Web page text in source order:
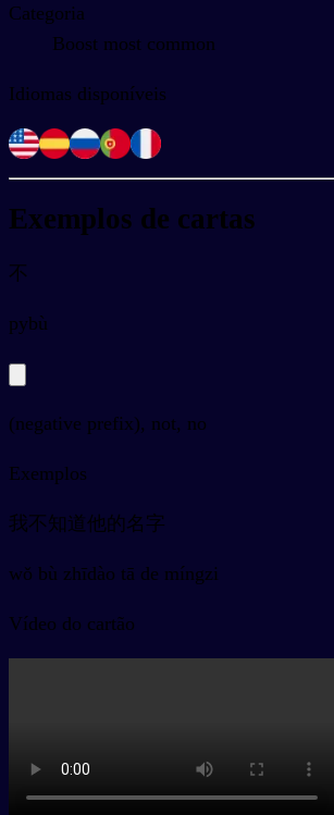
Categoria
Boost most common
Idiomas disponíveis
Exemplos de cartas
不
pybù
(negative prefix), not, no
Exemplos
我不知道他的名字
wǒ bù zhīdào tā de míngzi
Vídeo do cartão